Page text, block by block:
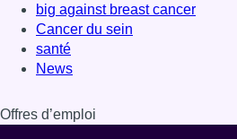
big against breast cancer
Cancer du sein
santé
News
Offres d’emploi